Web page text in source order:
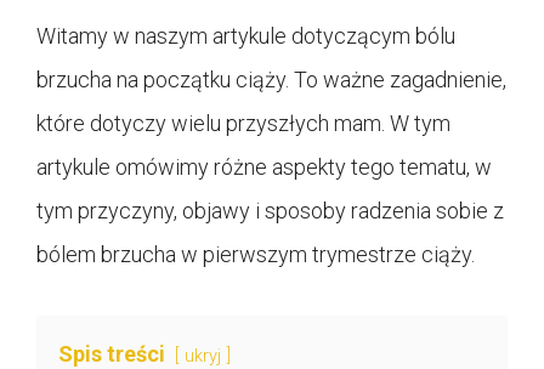
Witamy w naszym artykule dotyczącym bólu
brzucha na początku ciąży. To ważne zagadnienie,
które dotyczy wielu przyszłych mam. W tym
artykule omówimy różne aspekty tego tematu, w
tym przyczyny, objawy i sposoby radzenia sobie z
bólem brzucha w pierwszym trymestrze ciąży.
Spis treści ukryj